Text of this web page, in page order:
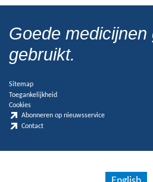
Goede medicijnen
gebruikt.
Sitemap
Toegankelijkheid
Cookies
Abonneren op nieuwsservice
Contact